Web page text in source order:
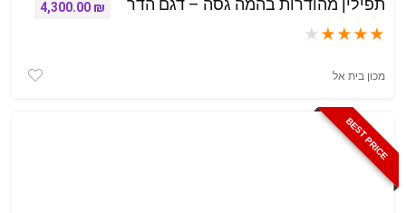
תפילין מהודרות בהמה גסה – דגם הדר
★
★
★
★
★
4,300.00 ₪
מכון בית אל
BEST PRICE